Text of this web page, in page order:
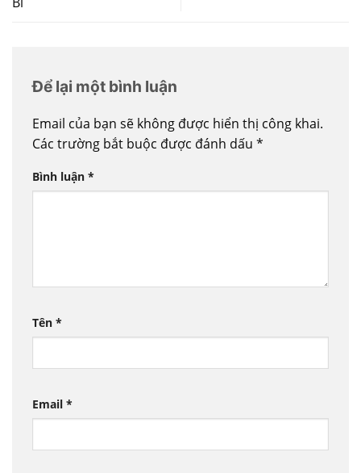
Để lại một bình luận
Email của bạn sẽ không được hiển thị công khai.
Các trường bắt buộc được đánh dấu *
Bình luận *
Tên *
Email *